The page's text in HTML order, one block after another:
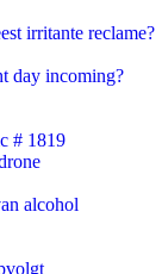
irritante reclame?
day incoming?
# 1819
alcohol